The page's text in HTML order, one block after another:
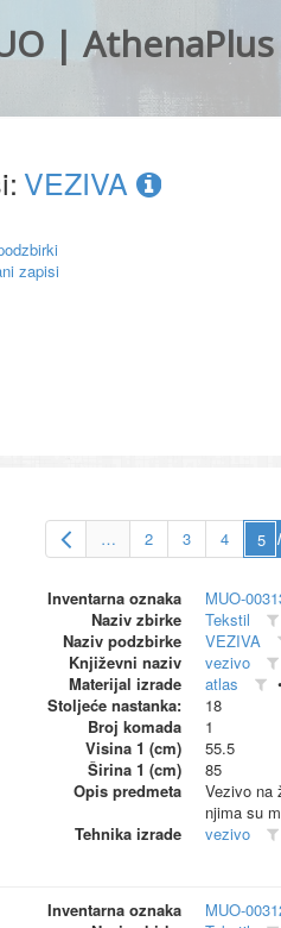
| AthenaPlus
VEZIVA
zapisi
… 2 3 4
Inventarna oznaka
MUO-
Naziv zbirke
Tekstil
Naziv podzbirke
VEZIVA
Književni naziv
vezivo
Materijal izrade
atlas
Stoljeće nastanka:
18
Broj komada
1
Visina 1 (cm)
55.5
Širina 1 (cm)
85
Opis predmeta
Vezivo na
njima su
Tehnika izrade
vezivo
Inventarna oznaka
MUO-